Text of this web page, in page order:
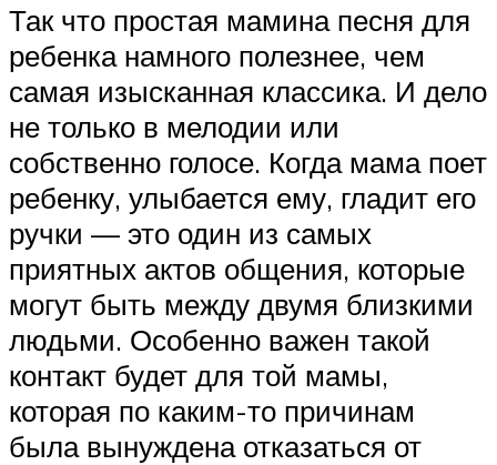
Так что простая мамина песня для
ребенка намного полезнее, чем
самая изысканная классика. И дело
не только в мелодии или
собственно голосе. Когда мама поет
ребенку, улыбается ему, гладит его
ручки — это один из самых
приятных актов общения, которые
могут быть между двумя близкими
людьми. Особенно важен такой
контакт будет для той мамы,
которая по каким-то причинам
была вынуждена отказаться от